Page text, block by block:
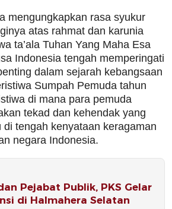
mengungkapkan rasa syukur
atas rahmat dan karunia
ta’ala Tuhan Yang Maha Esa
Indonesia tengah memperingati
dalam sejarah kebangsaan
Sumpah Pemuda tahun
di mana para pemuda
tekad dan kehendak yang
di tengah kenyataan keragaman
negara Indonesia.
Pejabat Publik, PKS Gelar
di Halmahera Selatan